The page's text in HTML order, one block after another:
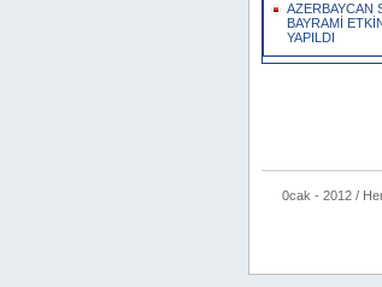
AZERBAYCAN
BAYRAMİ
YAPILDI
0cak - 2012 /